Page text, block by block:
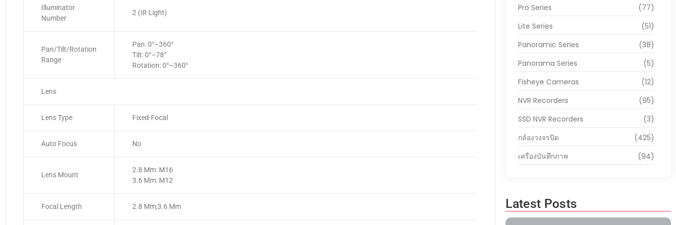
Illuminator
Number
2 (IR Light)
Pan/Tilt/Rotation
Range
Pan: 0°–360°
Tilt: 0°–78°
Rotation: 0°–360°
Lens
Lens Type Fixed-Focal
Auto Focus No
Lens Mount
2.8 Mm: M16
3.6 Mm: M12
Focal Length 2.8 Mm;3.6 Mm
Pro Series
(77)
Lite Series
(51)
Panoramic Series
(38)
Panorama Series
(5)
Fisheye Cameras
(12)
NVR Recorders
(95)
SSD NVR Recorders
(3)
กล้องวงจรปิด
(425)
เครื่องบันทึกภาพ
(94)
Latest Posts